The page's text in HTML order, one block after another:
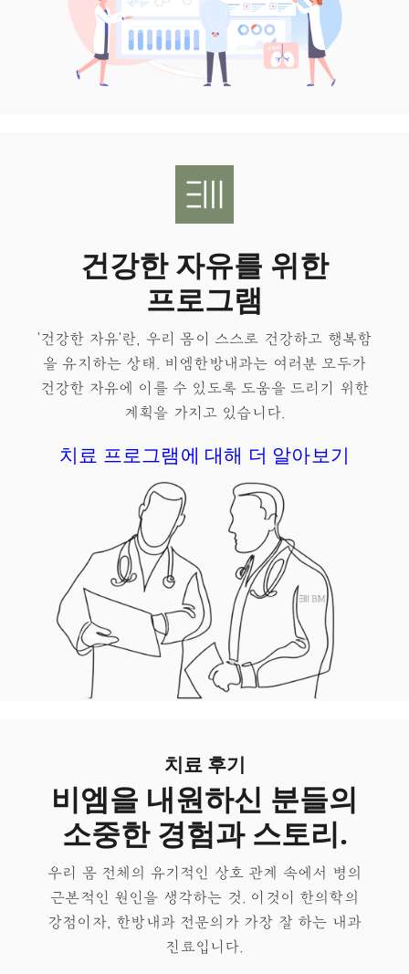
건강한 자유를 위한
프로그램
'건강한 자유'란, 우리 몸이 스스로 건강하고 행복함
을 유지하는 상태.​ 비엠한방내과는 여러분 모두가
건강한 자유에 이를 수 있도록 도움을 드리기 위한
계획을 가지고 있습니다.
치료 프로그램에 대해 더 알아보기
치료 후기
비엠을 내원하신 분들의
소중한 경험과 스토리.
우리 몸 전체의 유기적인 상호 관계 속에서 병의
근본적인 원인을 생각하는 것. 이것이 한의학의
강점이자, 한방내과 전문의가 가장 잘 하는 내과
진료입니다.